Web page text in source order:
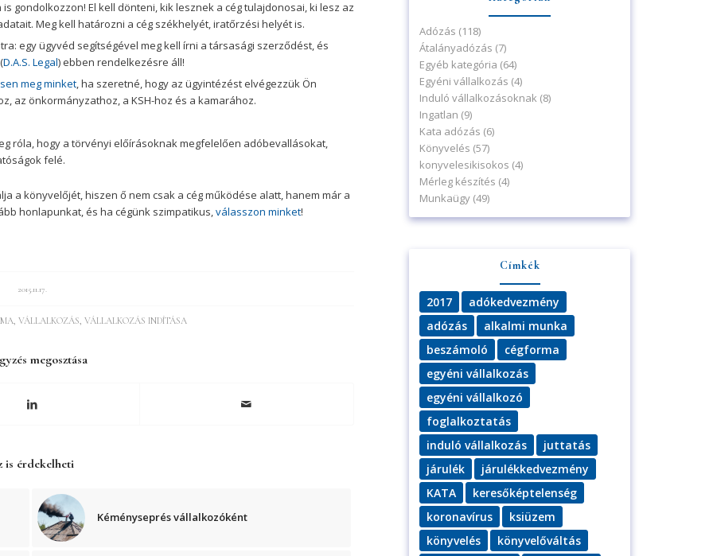
gondolkozzon! El kell dönteni, kik lesznek a cég tulajdonosai, ki lesz az
Meg kell határozni a cég székhelyét, iratőrzési helyét is.
egy ügyvéd segítségével meg kell írni a társasági szerződést, és
D.A.S. Legal) ebben rendelkezésre áll!
meg minket, ha szeretné, hogy az ügyintézést elvégezzük Ön
az önkormányzathoz, a KSH-hoz és a kamarához.
róla, hogy a törvényi előírásoknak megfelelően adóbevallásokat,
felé.
a könyvelőjét, hiszen ő nem csak a cég működése alatt, hanem már a
honlapunkat, és ha cégünk szimpatikus,válasszon minket!
2015.11.17.
,VÁLLALKOZÁS,VÁLLALKOZÁS INDÍTÁSA
megosztása
is érdekelheti
Kéményseprés vállalkozóként
Adózás (118)
Átalányadózás (7)
Egyéb kategória (64)
Egyéni vállalkozás (4)
Induló vállalkozásoknak (8)
Ingatlan (9)
Kata adózás (6)
Könyvelés (57)
konyvelesikisokos (4)
Mérleg készítés (4)
Munkaügy(49)
Címkék
2017
adókedvezmény
adózás
alkalmi munka
beszámoló
cégforma
egyéni vállalkozás
egyéni vállalkozó
foglalkoztatás
induló vállalkozás
juttatás
járulék
járulékkedvezmény
KATA
keresőképtelenség
koronavírus
ksiüzem
könyvelés
könyvelőváltás